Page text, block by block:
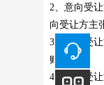
2、意向受
向受让方主
3、意向受
账户。
4、意向受